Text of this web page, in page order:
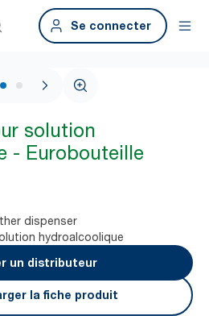
Se connecter
1 / 2
solution
- Eurobouteille
dispenser
hydroalcoolique
un distributeur
la fiche produit